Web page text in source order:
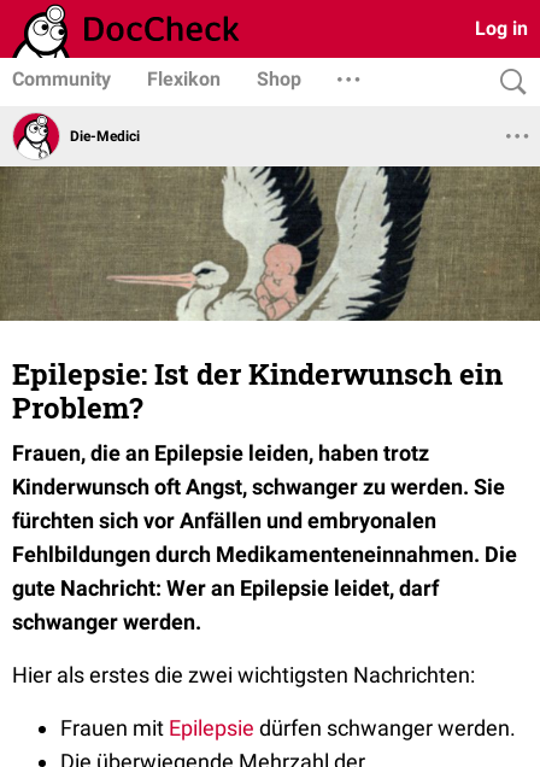
Log in
Community Flexikon Shop
Die-Medici
Epilepsie: Ist der Kinderwunsch ein
Problem?
Frauen, die an Epilepsie leiden, haben trotz
Kinderwunsch oft Angst, schwanger zu werden. Sie
fürchten sich vor Anfällen und embryonalen
Fehlbildungen durch Medikamenteneinnahmen. Die
gute Nachricht: Wer an Epilepsie leidet, darf
schwanger werden.
Hier als erstes die zwei wichtigsten Nachrichten:
Frauen mit Epilepsie dürfen schwanger werden.
Die überwiegende Mehrzahl der